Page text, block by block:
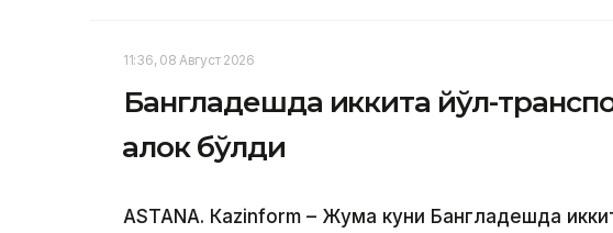
11:36, 08 Август 2026
Бангладешда иккита йўл-
ҳалок бўлди
ASTANА. Кazinform – Жума куни Бангладешда